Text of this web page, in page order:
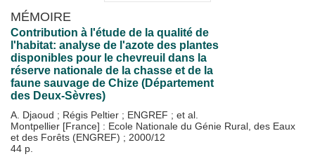
MÉMOIRE
Contribution à l'étude de la qualité de
l'habitat: analyse de l'azote des plantes
disponibles pour le chevreuil dans la
réserve nationale de la chasse et de la
faune sauvage de Chize (Département
des Deux-Sèvres)
A. Djaoud ; Régis Peltier ; ENGREF ; et al.
Montpellier [France] : Ecole Nationale du Génie Rural, des Eaux
et des Forêts (ENGREF) ; 2000/12
44 p.